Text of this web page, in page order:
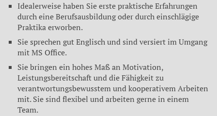
Idealerweise haben Sie erste praktische Erfahrungen
durch eine Berufsausbildung oder durch einschlägige
Praktika erworben.
Sie sprechen gut Englisch und sind versiert im Umgang
mit MS Office.
Sie bringen ein hohes Maß an Motivation,
Leistungsbereitschaft und die Fähigkeit zu
verantwortungsbewusstem und kooperativem Arbeiten
mit. Sie sind flexibel und arbeiten gerne in einem
Team.